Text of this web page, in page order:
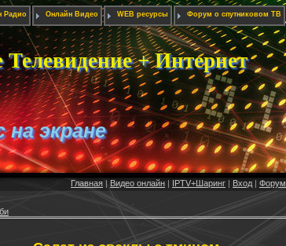
Радио Онлайн Видео WEB ресурсы Форум о спутниковом ТВ
+ Интернет
на экране
Главная | Видео онлайн | IPTV+Шаринг | Вход | Форум